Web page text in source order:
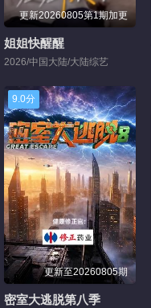
更新20260805第1期加更
姐姐快醒醒
2026/中国大陆/大陆综艺
9.0分
更新至20260805期
密室大逃脱第八季